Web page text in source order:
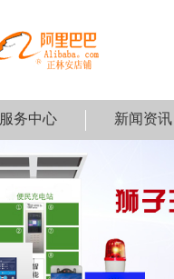
服务中心 新闻资讯